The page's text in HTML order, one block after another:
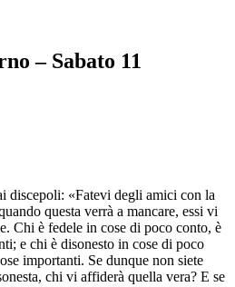
– Sabato 11
discepoli: «Fatevi degli amici con la
questa verrà a mancare, essi vi
Chi è fedele in cose di poco conto, è
e chi è disonesto in cose di poco
importanti. Se dunque non siete
chi vi affiderà quella vera? E se